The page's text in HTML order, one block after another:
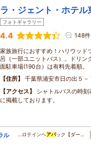
ラ・ジェント・ホテル
フォトギャラリー
4.4 148件
家族旅行におすすめ！ハリウッド
呂（一部ユニットバス）。ドリ
面駐車場(190台）は有料先着順。
住所
千葉県浦安市日の出５－
アクセス
シャトルバスの時
に掲載しております。
ル
…ロテインヘアパック【ダー…